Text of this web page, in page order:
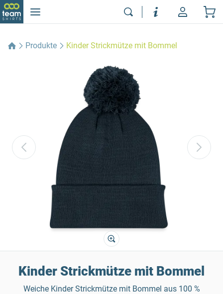
Produkte Kinder Strickmütze mit Bommel
Kinder Strickmütze mit Bommel
Weiche Kinder Strickmütze mit Bommel aus 100 %